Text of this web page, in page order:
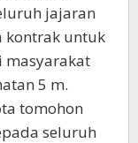
jajaran
kontrak untuk
masyarakat
5 m.
tomohon
seluruh